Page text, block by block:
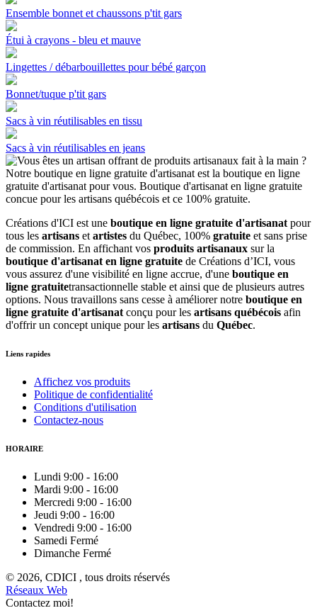
Ensemble bonnet et chaussons p'tit gars
Étui à crayons - bleu et mauve
Lingettes / débarbouillettes pour bébé garçon
Bonnet/tuque p'tit gars
Sacs à vin réutilisables en tissu
Sacs à vin réutilisables en jeans
Créations d'ICI est une boutique en ligne gratuite d'artisanat pour
tous les artisans et artistes du Québec, 100% gratuite et sans prise
de commission. En affichant vos produits artisanaux sur la
boutique d'artisanat en ligne gratuite de Créations d’ICI, vous
vous assurez d'une visibilité en ligne accrue, d'une boutique en
ligne gratuitetransactionnelle stable et ainsi que de plusieurs autres
options. Nous travaillons sans cesse à améliorer notre boutique en
ligne gratuite d'artisanat conçu pour les artisans québécois afin
d'offrir un concept unique pour les artisans du Québec.
Liens rapides
Affichez vos produits
Politique de confidentialité
Conditions d'utilisation
Contactez-nous
HORAIRE
Lundi 9:00 - 16:00
Mardi 9:00 - 16:00
Mercredi 9:00 - 16:00
Jeudi 9:00 - 16:00
Vendredi 9:00 - 16:00
Samedi Fermé
Dimanche Fermé
© 2026, CDICI , tous droits réservés
Réseaux Web
Contactez moi!